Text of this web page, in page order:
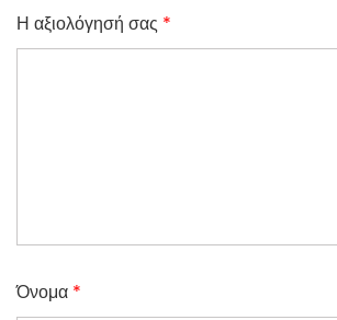
Η αξιολόγησή σας *
Όνομα *